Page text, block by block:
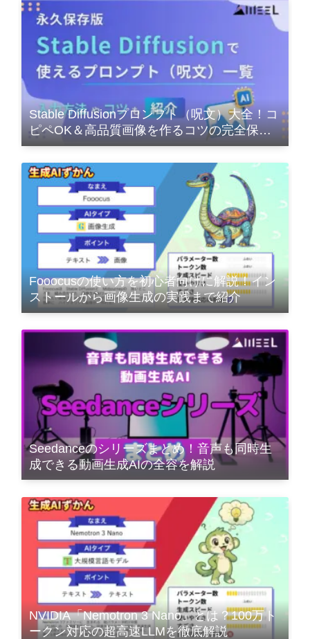
Stable Diffusionプロンプト（呪文）大全！コ
ピペOK＆高品質画像を作るコツの完全保存
版
Fooocusの使い方を初心者向けに解説！イン
ストールから画像生成の実践まで紹介
Seedanceのシリーズまとめ！音声も同時生
成できる動画生成AIの全容を解説
NVIDIA「Nemotron 3 Nano」とは？100万ト
ークン対応の超高速LLMを徹底解説